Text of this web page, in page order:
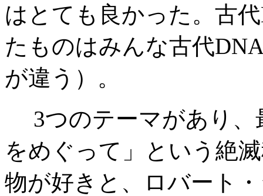
はとても良かった。古
たものはみんな古代
が違う）。
3つのテーマがあり、
をめぐって」という絶
物が好きと、ロバート